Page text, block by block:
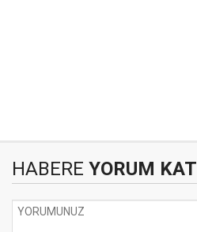
HABERE YORUM KAT